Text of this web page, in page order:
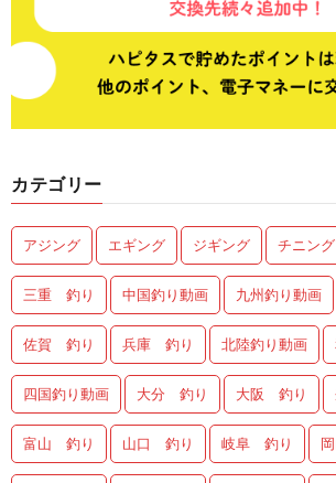
カテゴリー
アジング エギング ジギング チニング
三重 釣り 中国釣り動画 九州釣り動画
佐賀 釣り 兵庫 釣り 北陸釣り動画
四国釣り動画 大分 釣り 大阪 釣り
富山 釣り 山口 釣り 岐阜 釣り